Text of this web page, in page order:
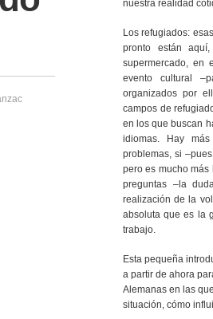
nuestra realidad
Los refugiados:
pronto están
supermercado, en
evento cultural
organizados por
campos de
en los que buscan
idiomas. Hay
problemas, si
pero es mucho más
preguntas –la
realización de la
absoluta que es la
trabajo.
Esta pequeña
a partir de ahora
Alemanas en las
situación, cómo